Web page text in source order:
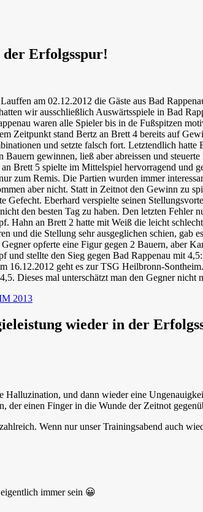
Erfolgsspur!
am 02.12.2012 die Gäste aus Bad
wir ausschließlich Auswärtsspiele in Bad
waren alle Spieler bis in de Fußspitzen
Zeitpunkt stand Bertz an Brett 4 bereits auf
und setzte falsch fort. Letztendlich
gewinnen, ließ aber abreissen und
Brett 5 spielte im Mittelspiel hervorragend und
zum Remis. Die Partien wurden immer
aber nicht. Statt in Zeitnot den Gewinn zu
Gefecht. Eberhard verspielte seinen
den besten Tag zu haben. Den letzten
Hahn an Brett 2 hatte mit Weiß die leicht
und die Stellung sehr ausgeglichen schien,
opferte eine Figur gegen 2 Bauern, aber
und stellte den Sieg gegen Bad Rappenau mit
16.12.2012 geht es zur TSG Heilbronn-
Dieses mal unterschätzt man den Gegner nicht
2013
wieder in der
und dann wieder eine
der einen Finger in die Wunde der Zeitnot
Wenn nur unser Trainingsabend auch
immer sein 😀